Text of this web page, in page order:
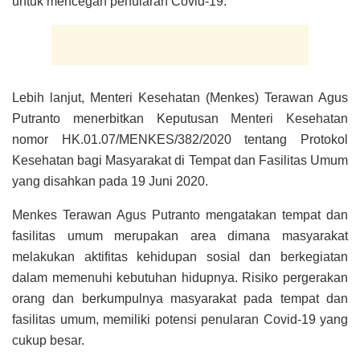
Lebih lanjut, Menteri Kesehatan (Menkes) Terawan Agus
Putranto menerbitkan Keputusan Menteri Kesehatan
nomor HK.01.07/MENKES/382/2020 tentang Protokol
Kesehatan bagi Masyarakat di Tempat dan Fasilitas Umum
yang disahkan pada 19 Juni 2020.
Menkes Terawan Agus Putranto mengatakan tempat dan
fasilitas umum merupakan area dimana masyarakat
melakukan aktifitas kehidupan sosial dan berkegiatan
dalam memenuhi kebutuhan hidupnya. Risiko pergerakan
orang dan berkumpulnya masyarakat pada tempat dan
fasilitas umum, memiliki potensi penularan Covid-19 yang
cukup besar.